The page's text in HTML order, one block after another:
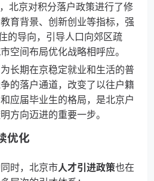
北京对积分落户政策进行了修
育背景、创新创业等指标，强
的导向，引导人口向郊区疏
空间布局优化战略相呼应。
长期在京稳定就业和生活的普
的落户通道，改变了以往户籍
应届毕业生的格局，是北京户
方向迈进的重要一步。
优化
时，北京市人才引进政策也在